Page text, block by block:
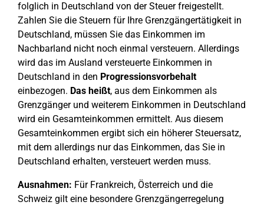
folglich in Deutschland von der Steuer freigestellt.
Zahlen Sie die Steuern für Ihre Grenzgängertätigkeit in
Deutschland, müssen Sie das Einkommen im
Nachbarland nicht noch einmal versteuern. Allerdings
wird das im Ausland versteuerte Einkommen in
Deutschland in den Progressionsvorbehalt
einbezogen. Das heißt, aus dem Einkommen als
Grenzgänger und weiterem Einkommen in Deutschland
wird ein Gesamteinkommen ermittelt. Aus diesem
Gesamteinkommen ergibt sich ein höherer Steuersatz,
mit dem allerdings nur das Einkommen, das Sie in
Deutschland erhalten, versteuert werden muss.
Ausnahmen: Für Frankreich, Österreich und die
Schweiz gilt eine besondere Grenzgängerregelung